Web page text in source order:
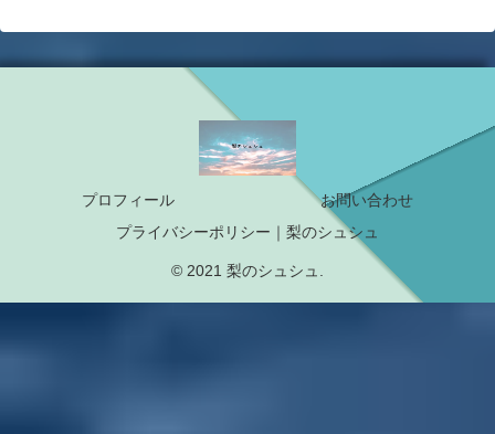
プロフィール
お問い合わせ
プライバシーポリシー｜梨のシュシュ
© 2021 梨のシュシュ.